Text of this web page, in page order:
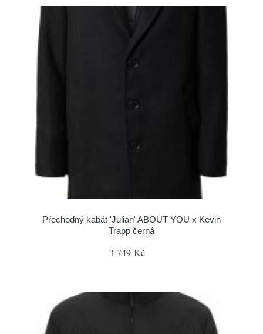
Přechodný kabát 'Julian' ABOUT YOU x Kevin
Trapp černá
3 749 Kč